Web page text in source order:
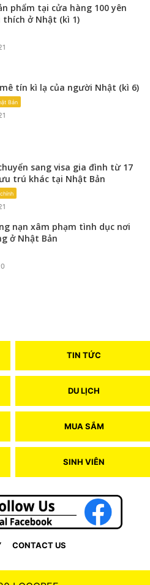
phẩm tại cửa hàng 100 yên
thích ở Nhật (kì 1)
tín kì lạ của người Nhật (kì 6)
Bản
sang visa gia đình từ 17
trú khác tại Nhật Bản
nạn xâm phạm tình dục nơi
ở Nhật Bản
TIN TỨC
DU LỊCH
MUA SẮM
SINH VIÊN
CONTACT US